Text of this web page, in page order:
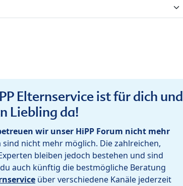
Elternservice ist für dich und
Liebling da!
wir unser HiPP Forum nicht mehr
nicht mehr möglich. Die zahlreichen,
bleiben jedoch bestehen und sind
auch künftig die bestmögliche Beratung
über verschiedene Kanäle jederzeit